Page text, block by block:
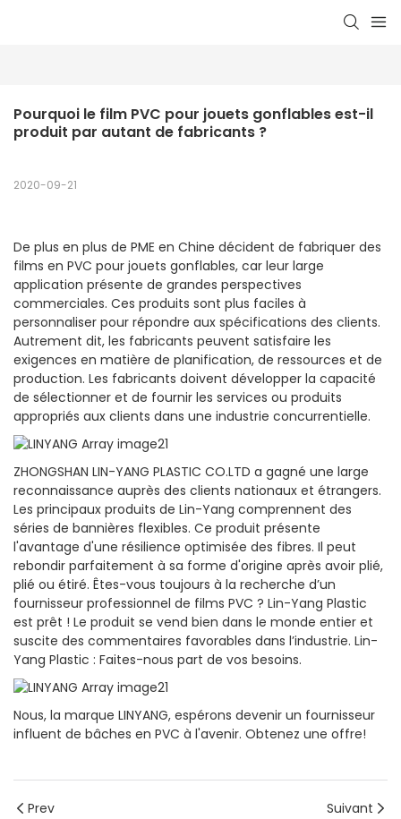
Pourquoi le film PVC pour jouets gonflables est-il
produit par autant de fabricants ?
2020-09-21
De plus en plus de PME en Chine décident de fabriquer des
films en PVC pour jouets gonflables, car leur large
application présente de grandes perspectives
commerciales. Ces produits sont plus faciles à
personnaliser pour répondre aux spécifications des clients.
Autrement dit, les fabricants peuvent satisfaire les
exigences en matière de planification, de ressources et de
production. Les fabricants doivent développer la capacité
de sélectionner et de fournir les services ou produits
appropriés aux clients dans une industrie concurrentielle.
ZHONGSHAN LIN-YANG PLASTIC CO.LTD a gagné une large
reconnaissance auprès des clients nationaux et étrangers.
Les principaux produits de Lin-Yang comprennent des
séries de bannières flexibles. Ce produit présente
l'avantage d'une résilience optimisée des fibres. Il peut
rebondir parfaitement à sa forme d'origine après avoir plié,
plié ou étiré. Êtes-vous toujours à la recherche d’un
fournisseur professionnel de films PVC ? Lin-Yang Plastic
est prêt ! Le produit se vend bien dans le monde entier et
suscite des commentaires favorables dans l’industrie. Lin-
Yang Plastic : Faites-nous part de vos besoins.
Nous, la marque LINYANG, espérons devenir un fournisseur
influent de bâches en PVC à l'avenir. Obtenez une offre!
Prev Suivant